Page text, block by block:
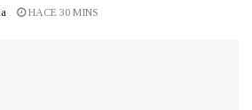
HACE 30 MINS